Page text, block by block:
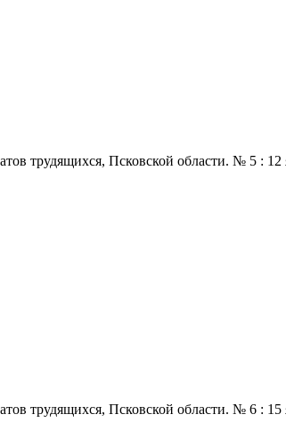
трудящихся, Псковской области. № 5 : 12
трудящихся, Псковской области. № 6 : 15